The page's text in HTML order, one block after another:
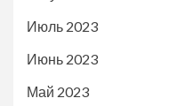
Июль 2023
Июнь 2023
Май 2023